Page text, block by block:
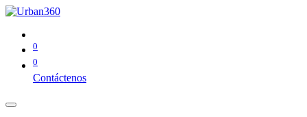
0
0
Contáctenos